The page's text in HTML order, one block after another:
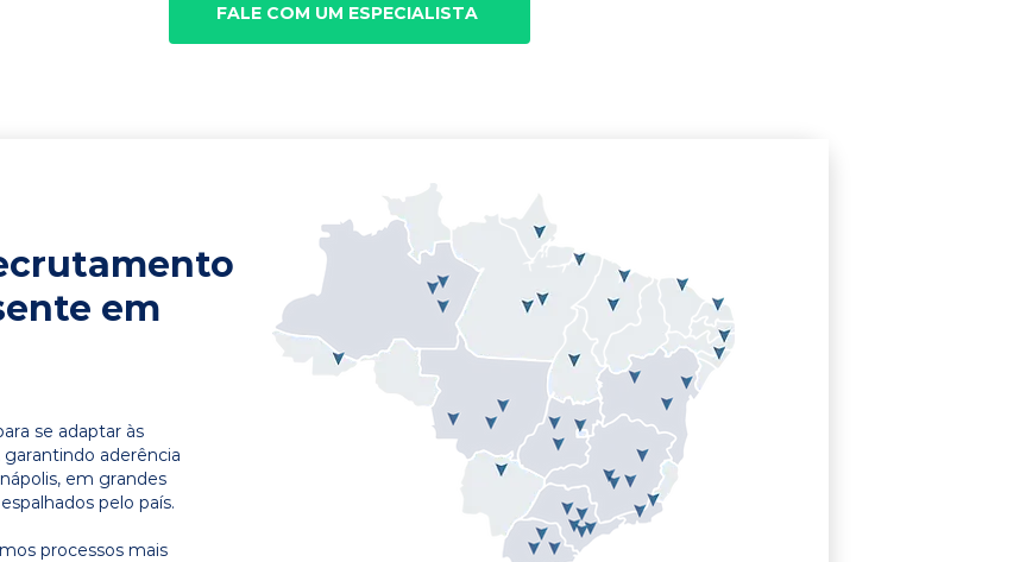
FALE COM UM ESPECIALISTA
em
se adaptar às
aderência
em grandes
pelo país.
processos mais